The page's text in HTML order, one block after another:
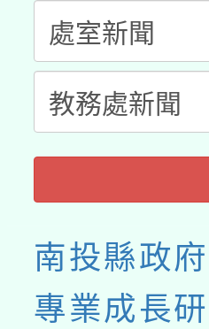
南投縣政
專業成長